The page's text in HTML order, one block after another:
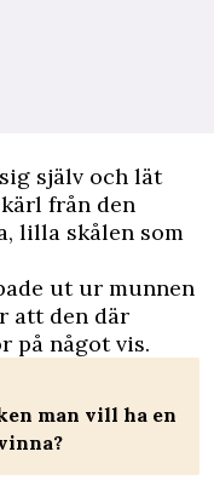
själv och lät
från den
lilla skålen som
ut ur munnen
att den där
på något vis.
man vill ha en